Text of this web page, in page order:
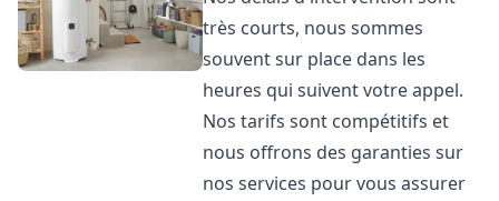
très courts, nous sommes
souvent sur place dans les
heures qui suivent votre appel.
Nos tarifs sont compétitifs et
nous offrons des garanties sur
nos services pour vous assurer